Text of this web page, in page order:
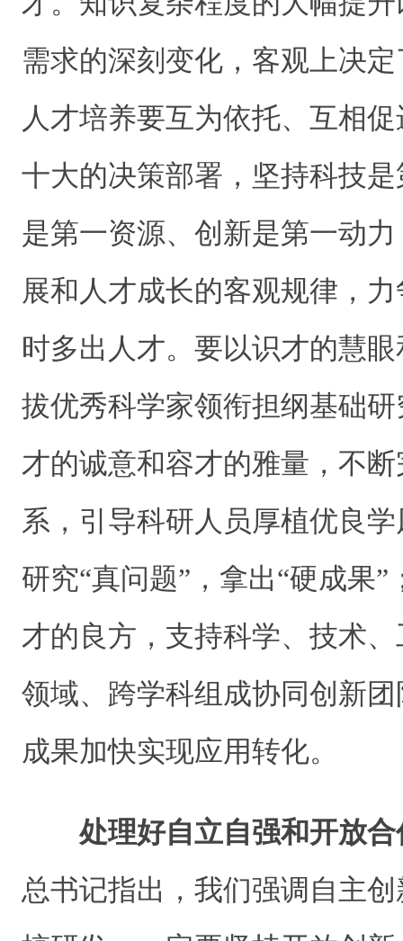
需求的深刻变化，客观上决
人才培养要互为依托、互相
十大的决策部署，坚持科技
是第一资源、创新是第一动
展和人才成长的客观规律，
时多出人才。要以识才的慧
拔优秀科学家领衔担纲基础
才的诚意和容才的雅量，不
系，引导科研人员厚植优良
研究“真问题”，拿出“硬成果
才的良方，支持科学、技术
领域、跨学科组成协同创新
成果加快实现应用转化。
处理好自立自强和开放
总书记指出，我们强调自主